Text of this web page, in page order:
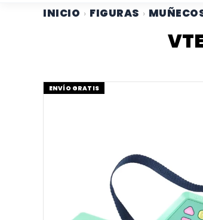
INICIO › FIGURAS ›
ENVÍO GRATIS